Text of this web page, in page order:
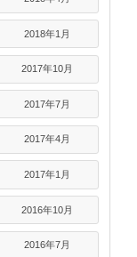
2018年1月
2017年10月
2017年7月
2017年4月
2017年1月
2016年10月
2016年7月